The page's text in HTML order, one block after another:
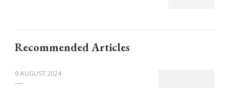
Recommended Articles
9 AUGUST 2024